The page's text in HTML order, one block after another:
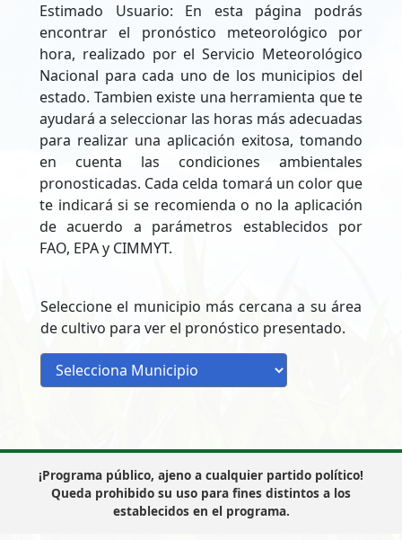
Estimado Usuario: En esta página podrás
encontrar el pronóstico meteorológico por
hora, realizado por el Servicio Meteorológico
Nacional para cada uno de los municipios del
estado. Tambien existe una herramienta que te
ayudará a seleccionar las horas más adecuadas
para realizar una aplicación exitosa, tomando
en cuenta las condiciones ambientales
pronosticadas. Cada celda tomará un color que
te indicará si se recomienda o no la aplicación
de acuerdo a parámetros establecidos por
FAO, EPA y CIMMYT.
Seleccione el municipio más cercana a su área
de cultivo para ver el pronóstico presentado.
¡Programa público, ajeno a cualquier partido político!
Queda prohibido su uso para fines distintos a los
establecidos en el programa.